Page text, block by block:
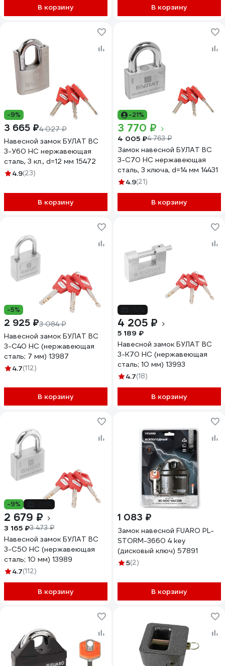
В корзину В корзину
-9%
3 665 ₽4 027 ₽
Навесной замок БУЛАТ ВС
3-У60 НС нержавеющая
сталь, 3 кл., d=12 мм 15472
4.9(23)
В корзину
-21%
3 770 ₽
4 005 ₽4 763 ₽
Замок навесной БУЛАТ ВС
3-С70 НС нержавеющая
сталь, 3 ключа, d=14 мм 14431
4.9(21)
В корзину
-5%
2 925 ₽3 084 ₽
Навесной замок БУЛАТ ВС
3-С40 НС (нержавеющая
сталь; 7 мм) 13987
4.7(112)
В корзину
4 205 ₽
5 189 ₽
Навесной замок БУЛАТ ВС
3-К70 НС (нержавеющая
сталь; 10 мм) 13993
4.7(18)
В корзину
-9%
2 679 ₽
3 165 ₽3 473 ₽
Навесной замок БУЛАТ ВС
3-С50 НС (нержавеющая
сталь; 10 мм) 13989
4.7(112)
В корзину
1 083 ₽
Замок навесной FUARO PL-
STORM-3660 4 key
(дисковый ключ) 57891
5(2)
В корзину